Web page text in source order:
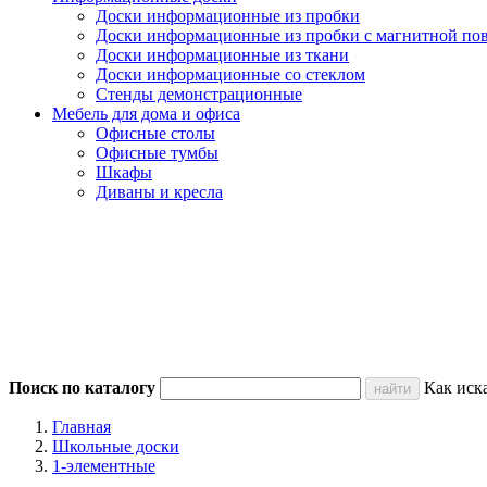
Доски информационные из пробки
Доски информационные из пробки с магнитной
Доски информационные из ткани
Доски информационные со стеклом
Стенды демонстрационные
Мебель для дома и офиса
Офисные столы
Офисные тумбы
Шкафы
Диваны и кресла
Поиск по каталогу Как
Главная
Школьные доски
1-элементные